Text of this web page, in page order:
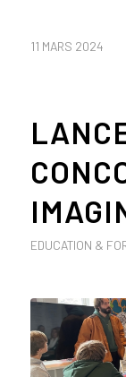
11 MARS 2024
EDUCATION &